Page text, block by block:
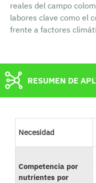
reales del campo
labores clave como el
frente a factores
RESUMEN DE
Necesidad
Competencia por
nutrientes por